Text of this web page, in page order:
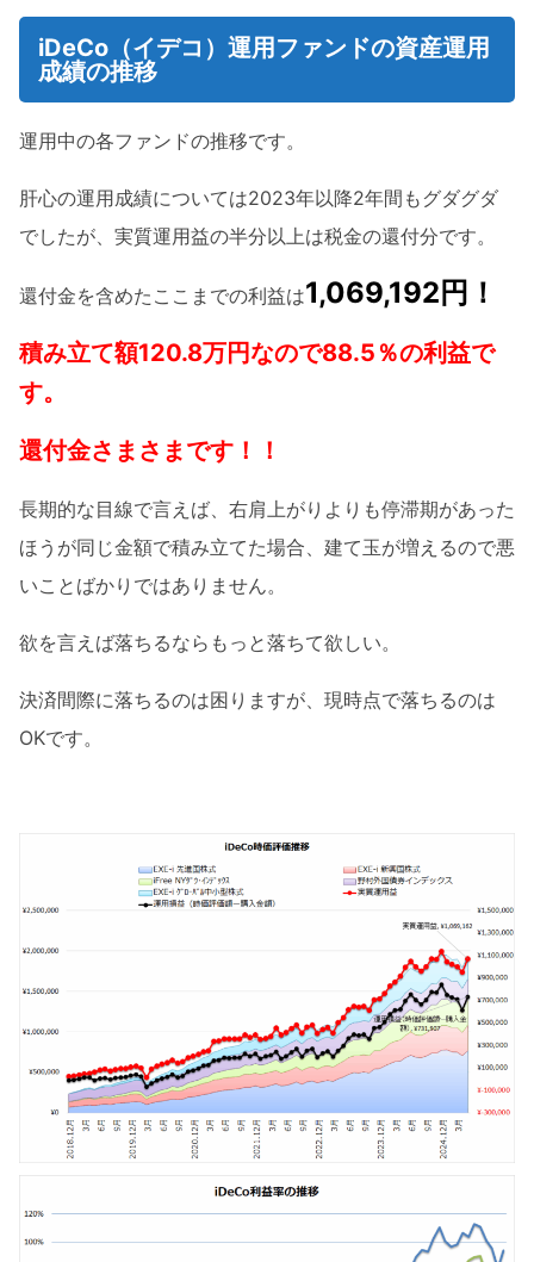
iDeCo（イデコ）運用ファンドの資産運用
成績の推移
運用中の各ファンドの推移です。
肝心の運用成績については2023年以降2年間もグダグダ
でしたが、実質運用益の半分以上は税金の還付分です。
還付金を含めたここまでの利益は1,069,192円！
積み立て額120.8万円なので88.5％の利益で
す。
還付金さまさまです！！
長期的な目線で言えば、右肩上がりよりも停滞期があった
ほうが同じ金額で積み立てた場合、建て玉が増えるので悪
いことばかりではありません。
欲を言えば落ちるならもっと落ちて欲しい。
決済間際に落ちるのは困りますが、現時点で落ちるのは
OKです。